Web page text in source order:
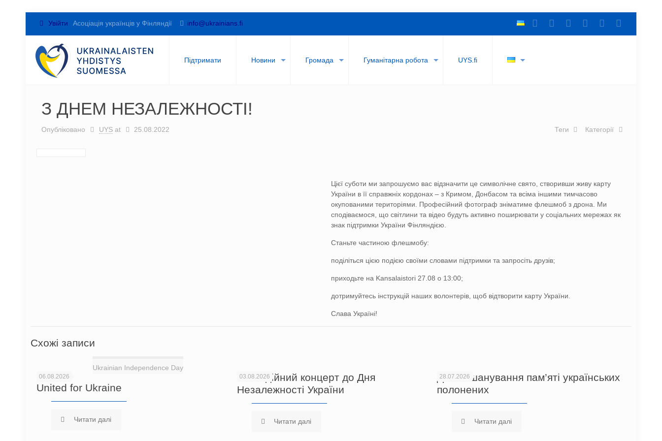
Увійти Асоціація українців у Фінляндії info@ukrainians.fi
Підтримати Новини Громада Гуманітарна робота UYS.fi
З ДНЕМ НЕЗАЛЕЖНОСТІ!
Опубліковано UYS at 25.08.2022 Категорії
Теги
Цієї суботи ми запрошуємо вас відзначити це символічне свято, створивши живу карту
України в її справжніх кордонах – з Кримом, Донбасом та всіма іншими тимчасово
окупованими територіями. Професійний фотограф зніматиме флешмоб з дрона. Ми
сподіваємося, що світлини та відео будуть активно поширювати у соціальних мережах як
знак підтримки України Фінляндією.
Станьте частиною флешмобу:
поділіться цією подією своїми словами підтримки та запросіть друзів;
приходьте на Kansalaistori 27.08 о 13:00;
дотримуйтесь інструкцій наших волонтерів, щоб відтворити карту України.
Слава Україні!
Схожі записи
Ukrainian Independence Day
06.08.2026
United for Ukraine
Читати далі
03.08.2026
Благодійний концерт до Дня
Незалежності України
Читати далі
28.07.2026
День вшанування пам’яті українських
полонених
Читати далі